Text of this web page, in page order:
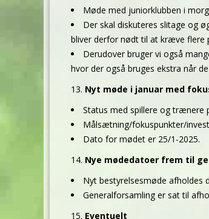
Møde med juniorklubben i
Der skal diskuteres slitage og
bliver derfor nødt til at kræve flere
Derudover bruger vi også
hvor der også bruges ekstra når
Nyt møde i januar med
Status med spillere og trænere
Målsætning/fokuspunkter/
Dato for mødet er 25/1-2025.
Nye mødedatoer frem til
Nyt bestyrelsesmøde afholdes
Generalforsamling er sat til
Eventuelt